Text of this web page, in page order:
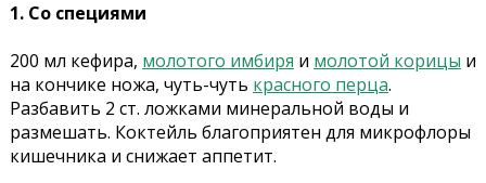
1. Со специями
200 мл кефира, молотого имбиря и молотой корицы и
на кончике ножа, чуть-чуть красного перца.
Разбавить 2 ст. ложками минеральной воды и
размешать. Коктейль благоприятен для микрофлоры
кишечника и снижает аппетит.